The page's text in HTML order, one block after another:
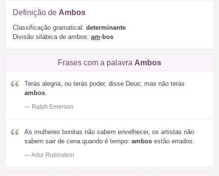
Definição de Ambos
Classificação gramatical: determinante
Divisão silábica de ambos: am·bos
Frases com a palavra Ambos
Terás alegria, ou terás poder, disse Deus; mas não terás
ambos.
— Ralph Emerson
As mulheres bonitas não sabem envelhecer, os artistas não
sabem sair de cena quando é tempo: ambos estão errados.
— Artur Rubinstein